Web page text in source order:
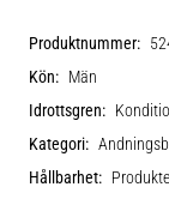
Produktnummer:
Kön: Män
Idrottsgren:
Kategori:
Hållbarhet: